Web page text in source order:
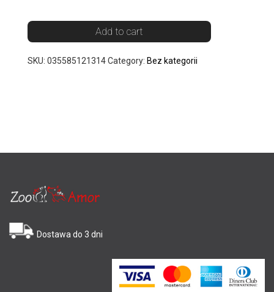
Add to cart
SKU: 035585121314Category: Bez kategorii
Dostawa do 3 dni